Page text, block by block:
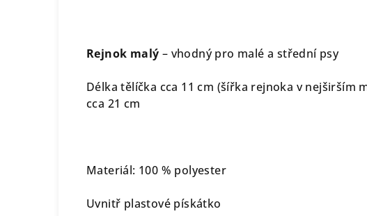
Rejnok malý – vhodný pro malé a střední psy
Délka tělíčka cca 11 cm (šířka rejnoka v nejširším
cca 21 cm
Materiál: 100 % polyester
Uvnitř plastové pískátko